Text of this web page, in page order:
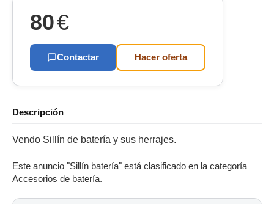
80€
Contactar Hacer oferta
Descripción
Vendo Sillín de batería y sus herrajes.
Este anuncio "Sillín batería" está clasificado en la categoría
Accesorios de batería.